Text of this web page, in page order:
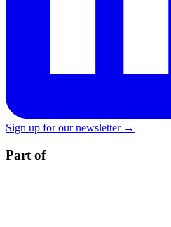
Sign up for our newsletter →
Part of